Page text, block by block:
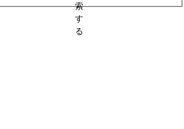
索
す
る